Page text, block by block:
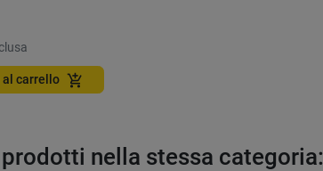
al carrello add_shopping_cart
nella stessa categoria: